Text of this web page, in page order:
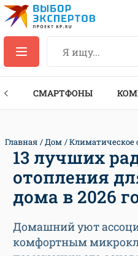
СМАРТФОНЫ
Главная Дом Климатическое
13 лучших
отопления
дома в 2026
Домашний уют
комфортным